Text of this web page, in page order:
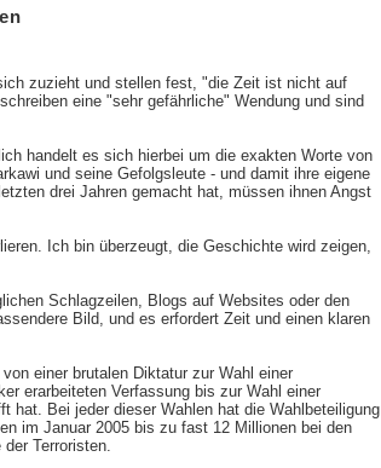
zuzieht und stellen fest, "die Zeit ist nicht auf
eine "sehr gefährliche" Wendung und sind
handelt es sich hierbei um die exakten Worte von
und seine Gefolgsleute - und damit ihre eigene
drei Jahren gemacht hat, müssen ihnen Angst
Ich bin überzeugt, die Geschichte wird zeigen,
Schlagzeilen, Blogs auf Websites oder den
Bild, und es erfordert Zeit und einen klaren
einer brutalen Diktatur zur Wahl einer
erarbeiteten Verfassung bis zur Wahl einer
hat. Bei jeder dieser Wahlen hat die Wahlbeteiligung
im Januar 2005 bis zu fast 12 Millionen bei den
Terroristen.